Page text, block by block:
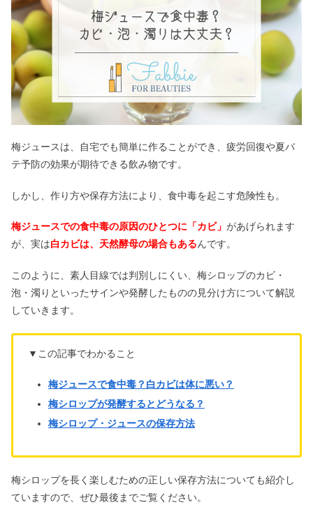
梅ジュースは、自宅でも簡単に作ることができ、疲労回復や夏バ
テ予防の効果が期待できる飲み物です。
しかし、作り方や保存方法により、食中毒を起こす危険性も。
梅ジュースでの食中毒の原因のひとつに「カビ」 があげられます
が、実は白カビは、天然酵母の場合もあるんです。
このように、素人目線では判別しにくい、梅シロップのカビ・
泡・濁りといったサインや発酵したものの見分け方について解説
していきます。
▼この記事でわかること
梅ジュースで食中毒？白カビは体に悪い？
梅シロップが発酵するとどうなる？
梅シロップ・ジュースの保存方法
梅シロップを長く楽しむための正しい保存方法についても紹介し
ていますので、ぜひ最後までご覧ください。